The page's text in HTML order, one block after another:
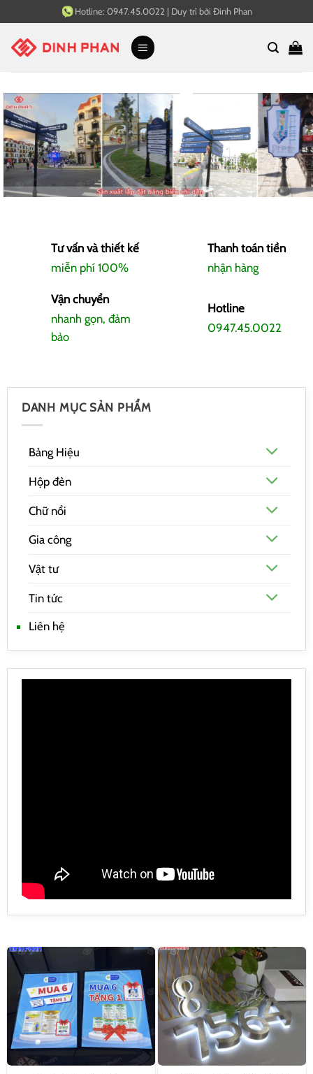
qua
nội
Hotline: 0947.45.0022 | Duy trì bởi Đinh Phan
Tư vấn và thiết kế
miễn phí 100%
Thanh toán tiền
nhận hàng
Vận chuyển
nhanh gọn, đảm
bảo
Hotline
0947.45.0022
DANH MỤC SẢN PHẨM
Bảng Hiệu
Hộp đèn
Chữ nổi
Gia công
Vật tư
Tin tức
Liên hệ